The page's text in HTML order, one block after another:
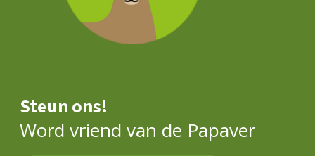
Steun ons!
Word vriend van de Papaver